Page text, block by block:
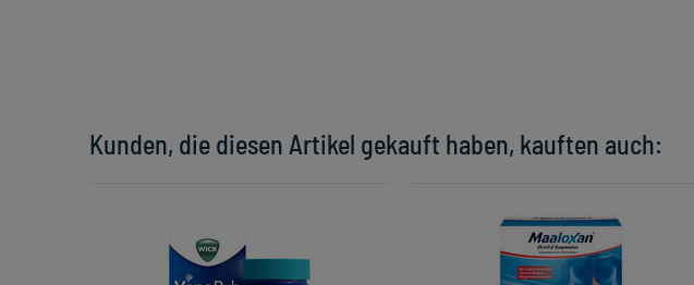
Kunden, die diesen Artikel gekauft haben, kauften auch: